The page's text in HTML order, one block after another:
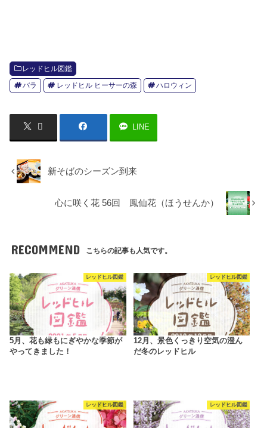
レッドヒル図鑑
バラ レッドヒル ヒーサーの森 ハロウィン
LINE
新そばのシーズン到来
心に咲く花 56回 鳳仙花（ほうせんか）
RECOMMEND こちらの記事も人気です。
レッドヒル図鑑
5月、花も緑もにぎやかな季節が
やってきました！
レッドヒル図鑑
12月、景色くっきり空気の澄ん
だ冬のレッドヒル
レッドヒル図鑑 レッドヒル図鑑